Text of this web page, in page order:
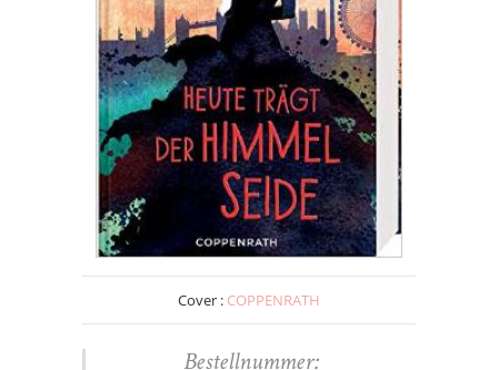
Cover : COPPENRATH
Bestellnummer: